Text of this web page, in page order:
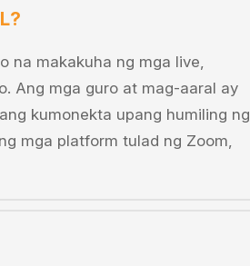
na makakuha ng mga live,
Ang mga guro at mag-aaral ay
kumonekta upang humiling ng
mga platform tulad ng Zoom,